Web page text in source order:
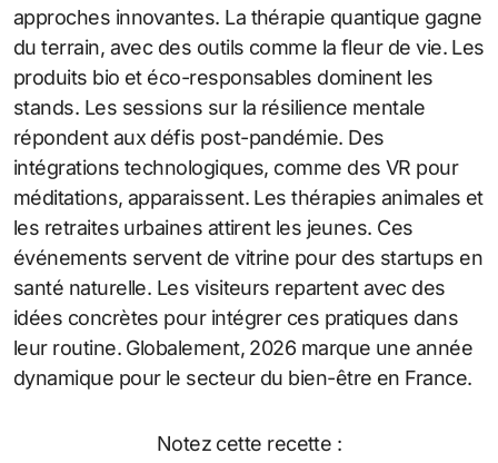
approches innovantes. La thérapie quantique gagne
du terrain, avec des outils comme la fleur de vie. Les
produits bio et éco-responsables dominent les
stands. Les sessions sur la résilience mentale
répondent aux défis post-pandémie. Des
intégrations technologiques, comme des VR pour
méditations, apparaissent. Les thérapies animales et
les retraites urbaines attirent les jeunes. Ces
événements servent de vitrine pour des startups en
santé naturelle. Les visiteurs repartent avec des
idées concrètes pour intégrer ces pratiques dans
leur routine. Globalement, 2026 marque une année
dynamique pour le secteur du bien-être en France.
Notez cette recette :